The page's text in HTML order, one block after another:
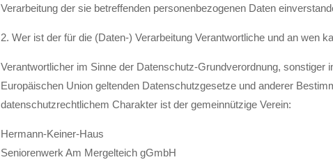
Verarbeitung der sie betreffenden personenbezogenen Daten
2. Wer ist der für die (Daten-) Verarbeitung Verantwortliche und an wen
Verantwortlicher im Sinne der Datenschutz-Grundverordnung, sonstiger
Europäischen Union geltenden Datenschutzgesetze und anderer
datenschutzrechtlichem Charakter ist der gemeinnützige Verein:
Hermann-Keiner-Haus
Seniorenwerk Am Mergelteich gGmbH